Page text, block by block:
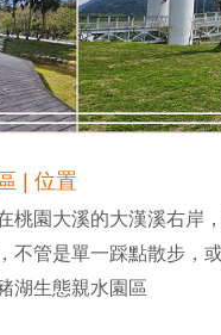
| 位置
桃園大溪的大漢溪右岸
不管是單一踩點散步，
湖生態親水園區